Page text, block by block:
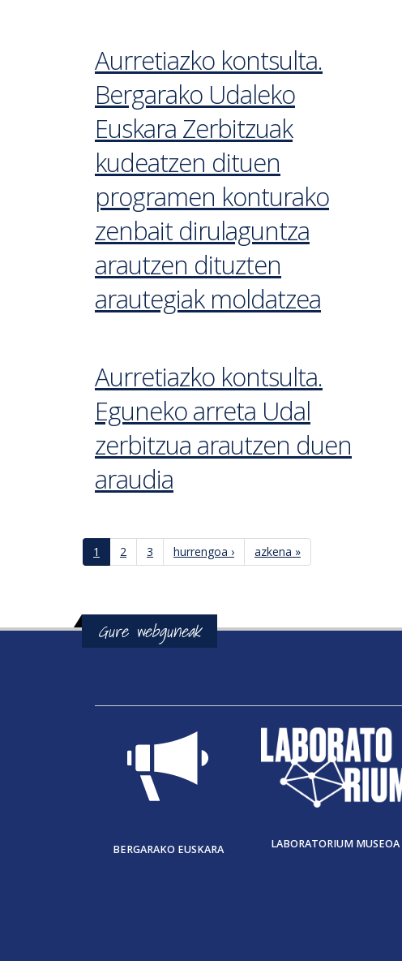
Aurretiazko kontsulta.
Bergarako Udaleko
Euskara Zerbitzuak
kudeatzen dituen
programen konturako
zenbait dirulaguntza
arautzen dituzten
arautegiak moldatzea
Aurretiazko kontsulta.
Eguneko arreta Udal
zerbitzua arautzen duen
araudia
1 2 3 hurrengoa › azkena »
Gure webguneak
BERGARAKO EUSKARA LABORATORIUM MUSEOA